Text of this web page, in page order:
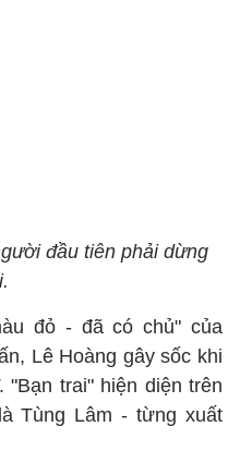
đầu tiên phải dừng
đỏ - đã có chủ" của
Lê Hoàng gây sốc khi
"Bạn trai" hiện diện trên
Tùng Lâm - từng xuất